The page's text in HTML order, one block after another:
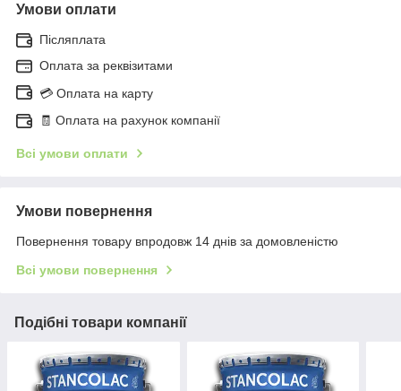
Умови оплати
Післяплата
Оплата за реквізитами
💳 Оплата на карту
🧾 Оплата на рахунок компанії
Всі умови оплати
Умови повернення
Повернення товару впродовж 14 днів за домовленістю
Всі умови повернення
Подібні товари компанії